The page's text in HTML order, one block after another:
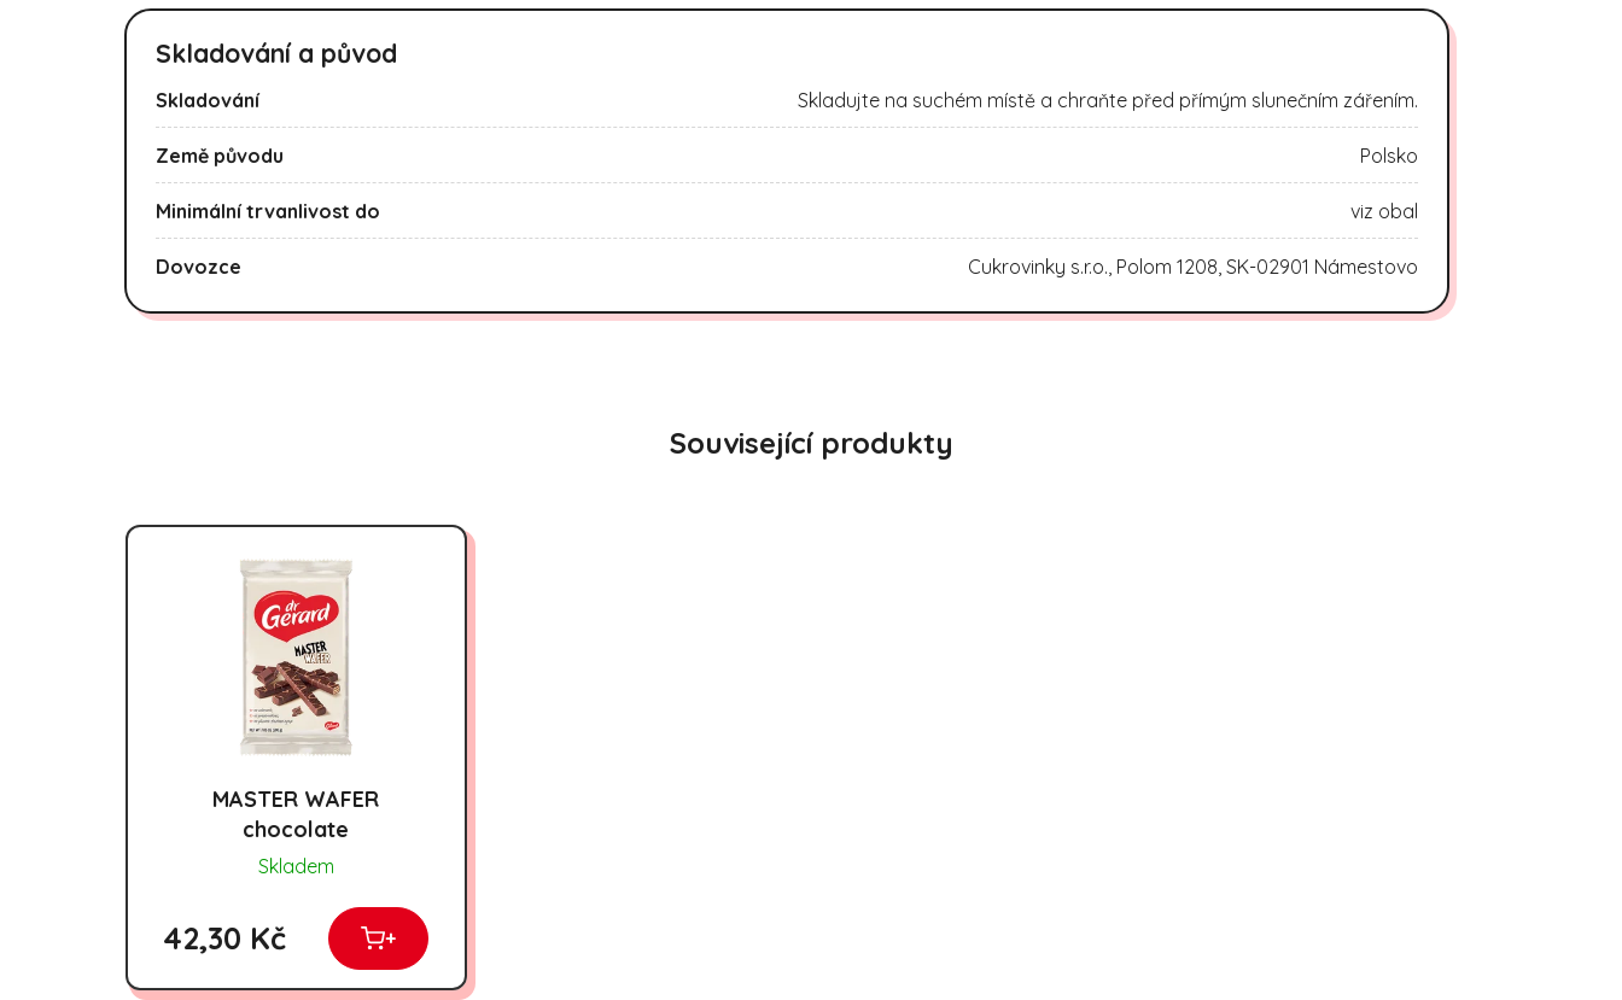
Skladování a původ
Skladování Skladujte na suchém místě a chraňte před přímým slunečním zářením.
Země původu Polsko
Minimální trvanlivost do viz obal
Dovozce Cukrovinky s.r.o., Polom 1208, SK-02901 Námestovo
Související produkty
MASTER WAFER
chocolate
Skladem
42,30 Kč +